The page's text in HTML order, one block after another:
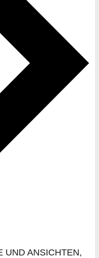
UND ANSICHTEN,